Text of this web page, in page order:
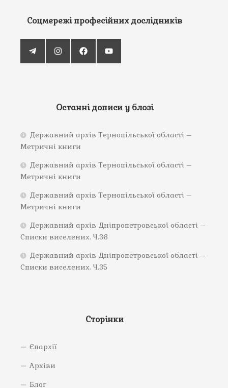
Соцмережі професійних дослідників
Останні дописи у блозі
Державний архів Тернопільської області –
Метричні книги
Державний архів Тернопільської області –
Метричні книги
Державний архів Тернопільської області –
Метричні книги
Державний архів Дніпропетровської області –
Списки виселених. Ч.36
Державний архів Дніпропетровської області –
Списки виселених. Ч.35
Сторінки
Єпархії
Архіви
Блог